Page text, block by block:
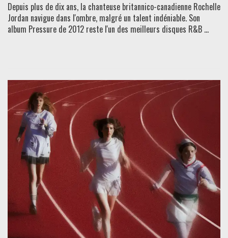
Depuis plus de dix ans, la chanteuse britannico-canadienne Rochelle
Jordan navigue dans l'ombre, malgré un talent indéniable. Son
album Pressure de 2012 reste l'un des meilleurs disques R&B ...